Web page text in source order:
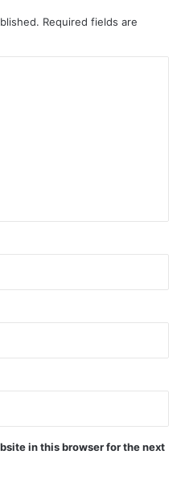
Required fields are
in this browser for the next